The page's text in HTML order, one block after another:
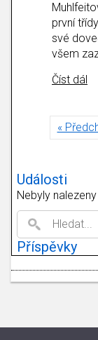
první
své
všem
Číst dál
«
Události
Nebyly
Příspěvky